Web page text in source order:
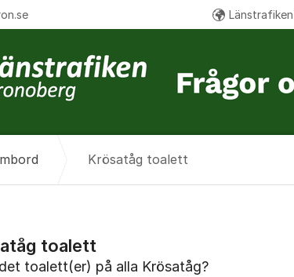
Krösatåg toalett
toalett
toalett(er) på alla Krösatåg?